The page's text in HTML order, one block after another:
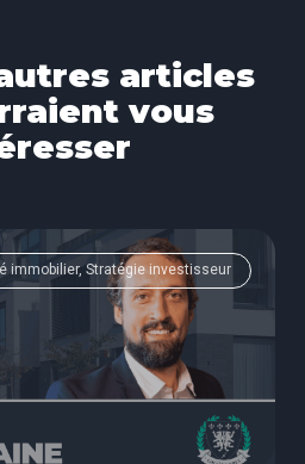
articles
vous
immobilier, Stratégie investisseur